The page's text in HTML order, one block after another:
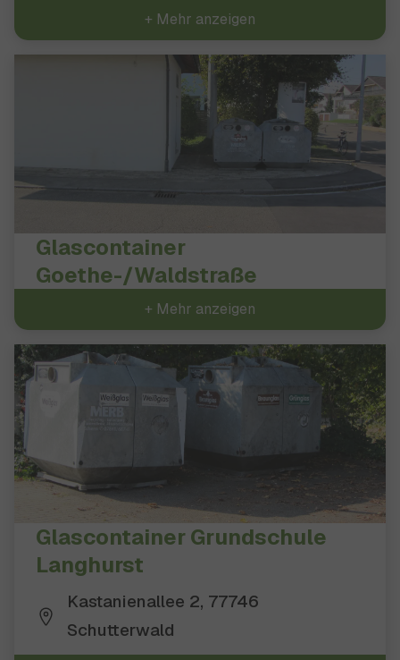
+ Mehr anzeigen
Glascontainer
Goethe-/Waldstraße
+ Mehr anzeigen
Glascontainer Grundschule
Langhurst
Kastanienallee 2, 77746
Schutterwald